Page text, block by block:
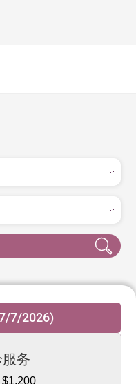
7/2026)
务
$1,200